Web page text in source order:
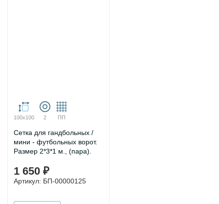
100х100 2 ПП
Сетка для гандбольных /
мини - футбольных ворот.
Размер 2*3*1 м., (пара).
1 650 ₽
Артикул: БП-00000125